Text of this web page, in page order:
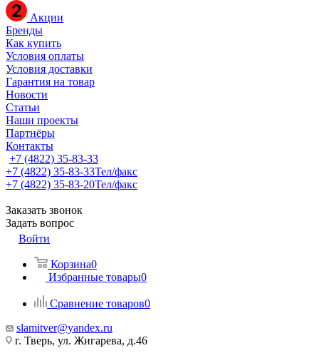
Акции
Бренды
Как купить
Условия оплаты
Условия доставки
Гарантия на товар
Новости
Статьи
Наши проекты
Партнёры
Контакты
+7 (4822) 35-83-33
+7 (4822) 35-83-33Тел/факс
+7 (4822) 35-83-20Тел/факс
Заказать звонок
Задать вопрос
Войти
Корзина0
Избранные товары0
Сравнение товаров0
slamitver@yandex.ru
г. Тверь, ул. Жигарева, д.46